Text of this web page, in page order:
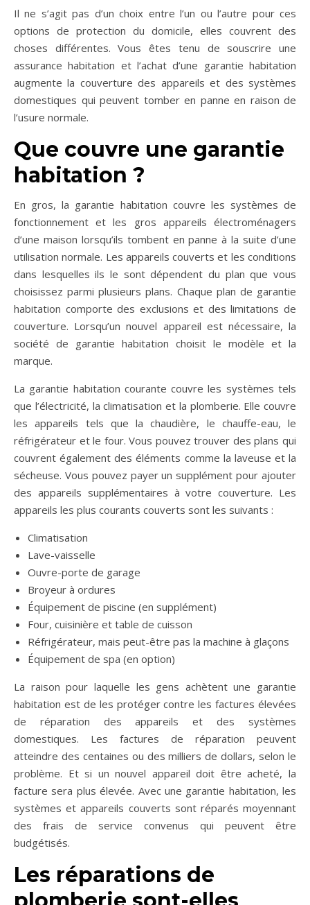
Il ne s’agit pas d’un choix entre l’un ou l’autre pour ces
options de protection du domicile, elles couvrent des
choses différentes. Vous êtes tenu de souscrire une
assurance habitation et l’achat d’une garantie habitation
augmente la couverture des appareils et des systèmes
domestiques qui peuvent tomber en panne en raison de
l’usure normale.
Que couvre une garantie
habitation ?
En gros, la garantie habitation couvre les systèmes de
fonctionnement et les gros appareils électroménagers
d’une maison lorsqu’ils tombent en panne à la suite d’une
utilisation normale. Les appareils couverts et les conditions
dans lesquelles ils le sont dépendent du plan que vous
choisissez parmi plusieurs plans. Chaque plan de garantie
habitation comporte des exclusions et des limitations de
couverture. Lorsqu’un nouvel appareil est nécessaire, la
société de garantie habitation choisit le modèle et la
marque.
La garantie habitation courante couvre les systèmes tels
que l’électricité, la climatisation et la plomberie. Elle couvre
les appareils tels que la chaudière, le chauffe-eau, le
réfrigérateur et le four. Vous pouvez trouver des plans qui
couvrent également des éléments comme la laveuse et la
sécheuse. Vous pouvez payer un supplément pour ajouter
des appareils supplémentaires à votre couverture. Les
appareils les plus courants couverts sont les suivants :
Climatisation
Lave-vaisselle
Ouvre-porte de garage
Broyeur à ordures
Équipement de piscine (en supplément)
Four, cuisinière et table de cuisson
Réfrigérateur, mais peut-être pas la machine à glaçons
Équipement de spa (en option)
La raison pour laquelle les gens achètent une garantie
habitation est de les protéger contre les factures élevées
de réparation des appareils et des systèmes
domestiques. Les factures de réparation peuvent
atteindre des centaines ou des milliers de dollars, selon le
problème. Et si un nouvel appareil doit être acheté, la
facture sera plus élevée. Avec une garantie habitation, les
systèmes et appareils couverts sont réparés moyennant
des frais de service convenus qui peuvent être
budgétisés.
Les réparations de